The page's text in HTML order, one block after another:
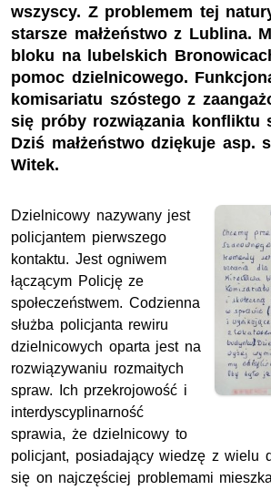
wszyscy. Z problemem tej
starsze małżeństwo z Lublina.
bloku na lubelskich
pomoc dzielnicowego.
komisariatu szóstego z
się próby rozwiązania konfliktu
Dziś małżeństwo dziękuje asp.
Witek.
Dzielnicowy nazywany jest
policjantem pierwszego
kontaktu. Jest ogniwem
łączącym Policję ze
społeczeństwem. Codzienna
służba policjanta rewiru
dzielnicowych oparta jest na
rozwiązywaniu rozmaitych
spraw. Ich przekrojowość i
interdyscyplinarność
sprawia, że dzielnicowy to
policjant, posiadający wiedzę z wielu
się on najczęściej problemami